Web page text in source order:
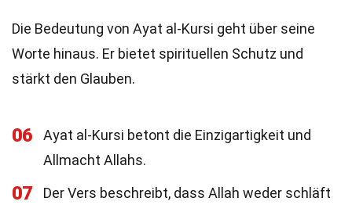
Die Bedeutung von Ayat al-Kursi geht über seine
Worte hinaus. Er bietet spirituellen Schutz und
stärkt den Glauben.
06
Ayat al-Kursi betont die Einzigartigkeit und
Allmacht Allahs.
07
Der Vers beschreibt, dass Allah weder schläft